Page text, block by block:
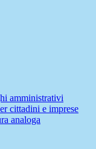
amministrativi
cittadini e imprese
analoga